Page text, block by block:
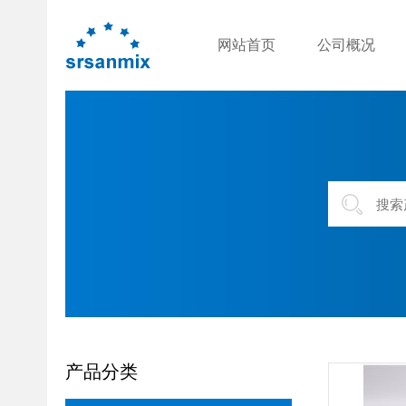
网站首页 公司概况
产品分类